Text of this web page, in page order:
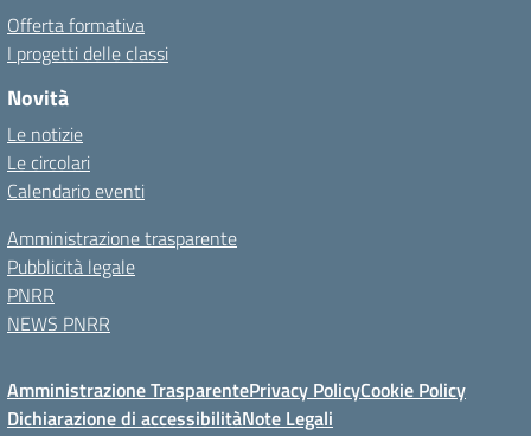
Offerta formativa
I progetti delle classi
Novità
Le notizie
Le circolari
Calendario eventi
Amministrazione trasparente
Pubblicità legale
PNRR
NEWS PNRR
Amministrazione TrasparentePrivacy PolicyCookie Policy
Dichiarazione di accessibilitàNote Legali